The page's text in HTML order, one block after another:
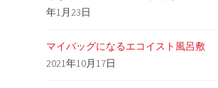
年1月23日
マイバッグになるエコイスト風呂敷
2021年10月17日